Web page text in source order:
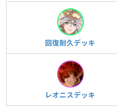
回復耐久デッキ
レオニスデッキ